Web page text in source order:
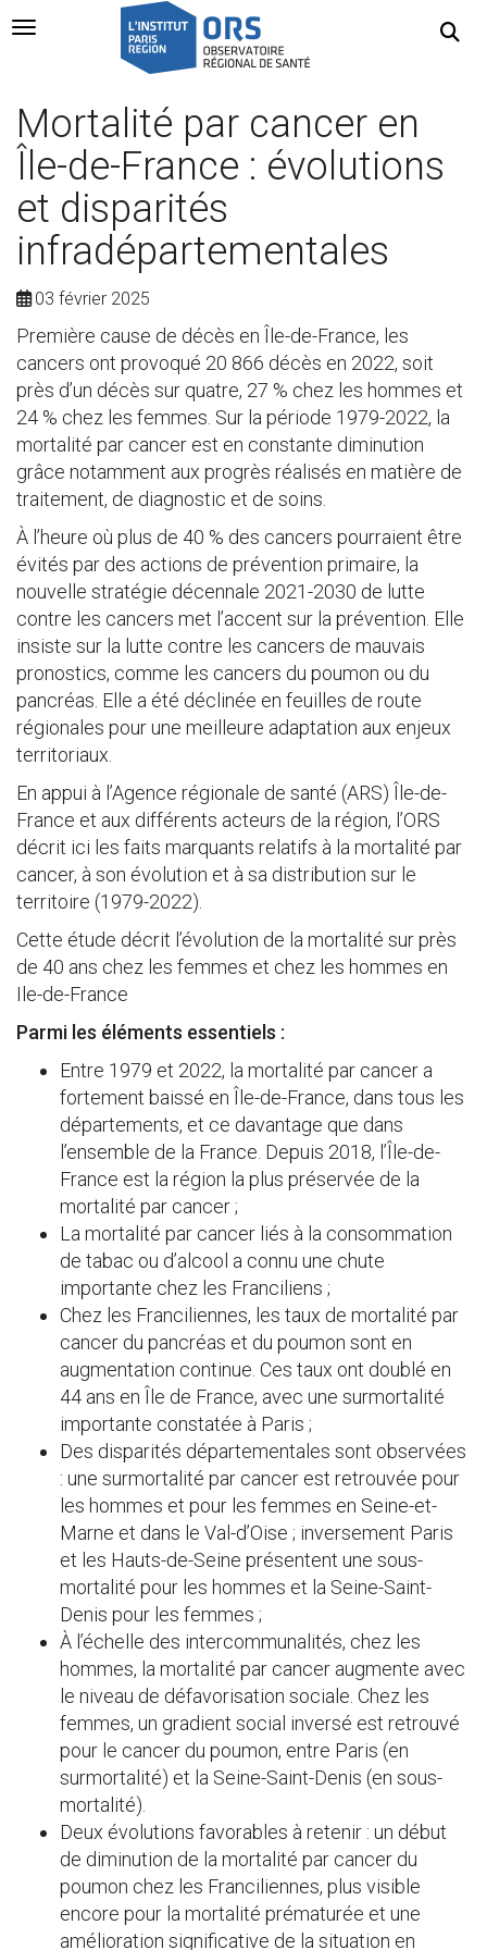
Navigation Toggle
Mortalité par cancer en
Île-de-France : évolutions
et disparités
infradépartementales
03 février 2025
Première cause de décès en Île-de-France, les
cancers ont provoqué 20 866 décès en 2022, soit
près d’un décès sur quatre, 27 % chez les hommes et
24 % chez les femmes. Sur la période 1979-2022, la
mortalité par cancer est en constante diminution
grâce notamment aux progrès réalisés en matière de
traitement, de diagnostic et de soins.
À l’heure où plus de 40 % des cancers pourraient être
évités par des actions de prévention primaire, la
nouvelle stratégie décennale 2021-2030 de lutte
contre les cancers met l’accent sur la prévention. Elle
insiste sur la lutte contre les cancers de mauvais
pronostics, comme les cancers du poumon ou du
pancréas. Elle a été déclinée en feuilles de route
régionales pour une meilleure adaptation aux enjeux
territoriaux.
En appui à l’Agence régionale de santé (ARS) Île-de-
France et aux différents acteurs de la région, l’ORS
décrit ici les faits marquants relatifs à la mortalité par
cancer, à son évolution et à sa distribution sur le
territoire (1979-2022).
Cette étude décrit l’évolution de la mortalité sur près
de 40 ans chez les femmes et chez les hommes en
Ile-de-France
Parmi les éléments essentiels :
Entre 1979 et 2022, la mortalité par cancer a
fortement baissé en Île-de-France, dans tous les
départements, et ce davantage que dans
l’ensemble de la France. Depuis 2018, l’Île-de-
France est la région la plus préservée de la
mortalité par cancer ;
La mortalité par cancer liés à la consommation
de tabac ou d’alcool a connu une chute
importante chez les Franciliens ;
Chez les Franciliennes, les taux de mortalité par
cancer du pancréas et du poumon sont en
augmentation continue. Ces taux ont doublé en
44 ans en Île de France, avec une surmortalité
importante constatée à Paris ;
Des disparités départementales sont observées
: une surmortalité par cancer est retrouvée pour
les hommes et pour les femmes en Seine-et-
Marne et dans le Val-d’Oise ; inversement Paris
et les Hauts-de-Seine présentent une sous-
mortalité pour les hommes et la Seine-Saint-
Denis pour les femmes ;
À l’échelle des intercommunalités, chez les
hommes, la mortalité par cancer augmente avec
le niveau de défavorisation sociale. Chez les
femmes, un gradient social inversé est retrouvé
pour le cancer du poumon, entre Paris (en
surmortalité) et la Seine-Saint-Denis (en sous-
mortalité).
Deux évolutions favorables à retenir : un début
de diminution de la mortalité par cancer du
poumon chez les Franciliennes, plus visible
encore pour la mortalité prématurée et une
amélioration significative de la situation en